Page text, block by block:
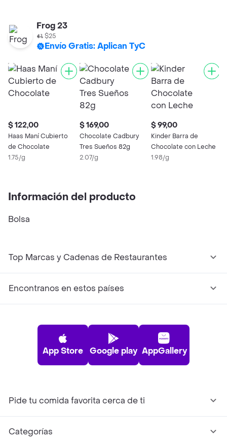
Frog 23
$25
Envío Gratis: Aplican TyC
$ 122,00
Haas Maní Cubierto
de Chocolate
1.75/g
$ 169,00
Chocolate Cadbury
Tres Sueños 82g
2.07/g
$ 99,00
Kinder Barra de
Chocolate con Leche
1.98/g
Información del producto
Bolsa
Top Marcas y Cadenas de Restaurantes
Encontranos en estos países
App Store Google play AppGallery
Pide tu comida favorita cerca de ti
Categorías